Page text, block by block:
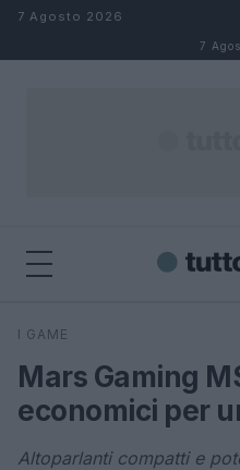
Salta al contenuto
7 Agosto 2026
7
Cerca
I GAME
Mars Gaming
economici per
Altoparlanti compatti e